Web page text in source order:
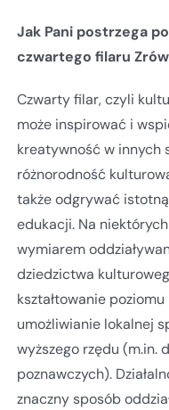
Jak Pani postrzega
czwartego filaru
Czwarty filar, czyli
może inspirować i
kreatywność w innych
różnorodność
także odgrywać
edukacji. Na
wymiarem
dziedzictwa
kształtowanie
umożliwianie lokalnej
wyższego rzędu (m.in.
poznawczych).
znaczny sposób